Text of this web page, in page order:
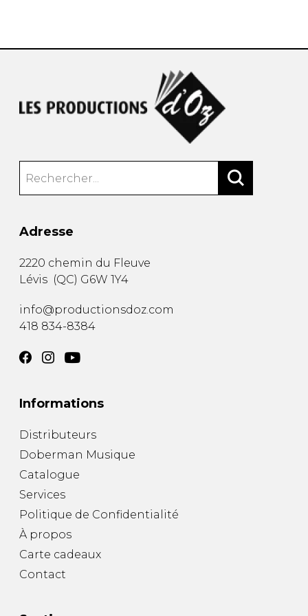
Adresse
2220 chemin du Fleuve
Lévis (QC) G6W 1Y4
info@productionsdoz.com
418 834-8384
Informations
Distributeurs
Doberman Musique
Catalogue
Services
Politique de Confidentialité
À propos
Carte cadeaux
Contact